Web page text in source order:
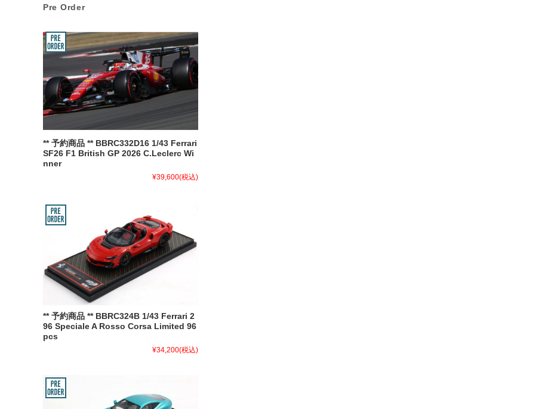
Pre Order
** 予約商品 ** BBRC332D16 1/43 Ferrari
SF26 F1 British GP 2026 C.Leclerc Wi
nner
¥39,600(税込)
** 予約商品 ** BBRC324B 1/43 Ferrari 2
96 Speciale A Rosso Corsa Limited 96
pcs
¥34,200(税込)